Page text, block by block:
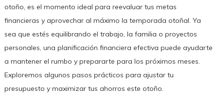
otoño, es el momento ideal para reevaluar tus metas
financieras y aprovechar al máximo la temporada otoñal. Ya
sea que estés equilibrando el trabajo, la familia o proyectos
personales, una planificación financiera efectiva puede ayudarte
a mantener el rumbo y prepararte para los próximos meses.
Exploremos algunos pasos prácticos para ajustar tu
presupuesto y maximizar tus ahorros este otoño.